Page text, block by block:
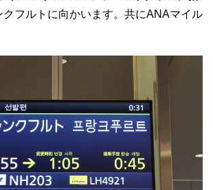
クフルトに向かいます。共にANAマイル